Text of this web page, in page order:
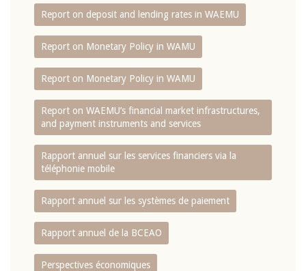
Report on deposit and lending rates in WAEMU
Report on Monetary Policy in WAMU
Report on Monetary Policy in WAMU
Report on WAEMU’s financial market infrastructures,
and payment instruments and services
Rapport annuel sur les services financiers via la
téléphonie mobile
Rapport annuel sur les systèmes de paiement
Rapport annuel de la BCEAO
Perspectives économiques